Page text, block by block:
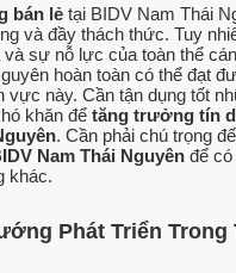
bán lẻ tại BIDV Nam Thái
và đầy thách thức. Tuy
và sự nỗ lực của toàn thể
hoàn toàn có thể đạt
vực này. Cần tận dụng tốt
khăn để tăng trưởng tín
. Cần phải chú trọng
Nam Thái Nguyên để có
khác.
Phát Triển